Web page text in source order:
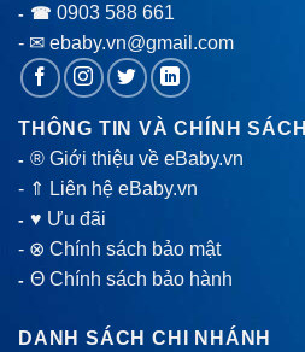
- ☎ 0903 588 661
- ✉ ebaby.vn@gmail.com
THÔNG TIN VÀ CHÍNH SÁCH
-® Giới thiệu về eBaby.vn
- ⇑ Liên hệ eBaby.vn
-♥ Ưu đãi
- ⊗ Chính sách bảo mật
-Θ Chính sách bảo hành
DANH SÁCH CHI NHÁNH